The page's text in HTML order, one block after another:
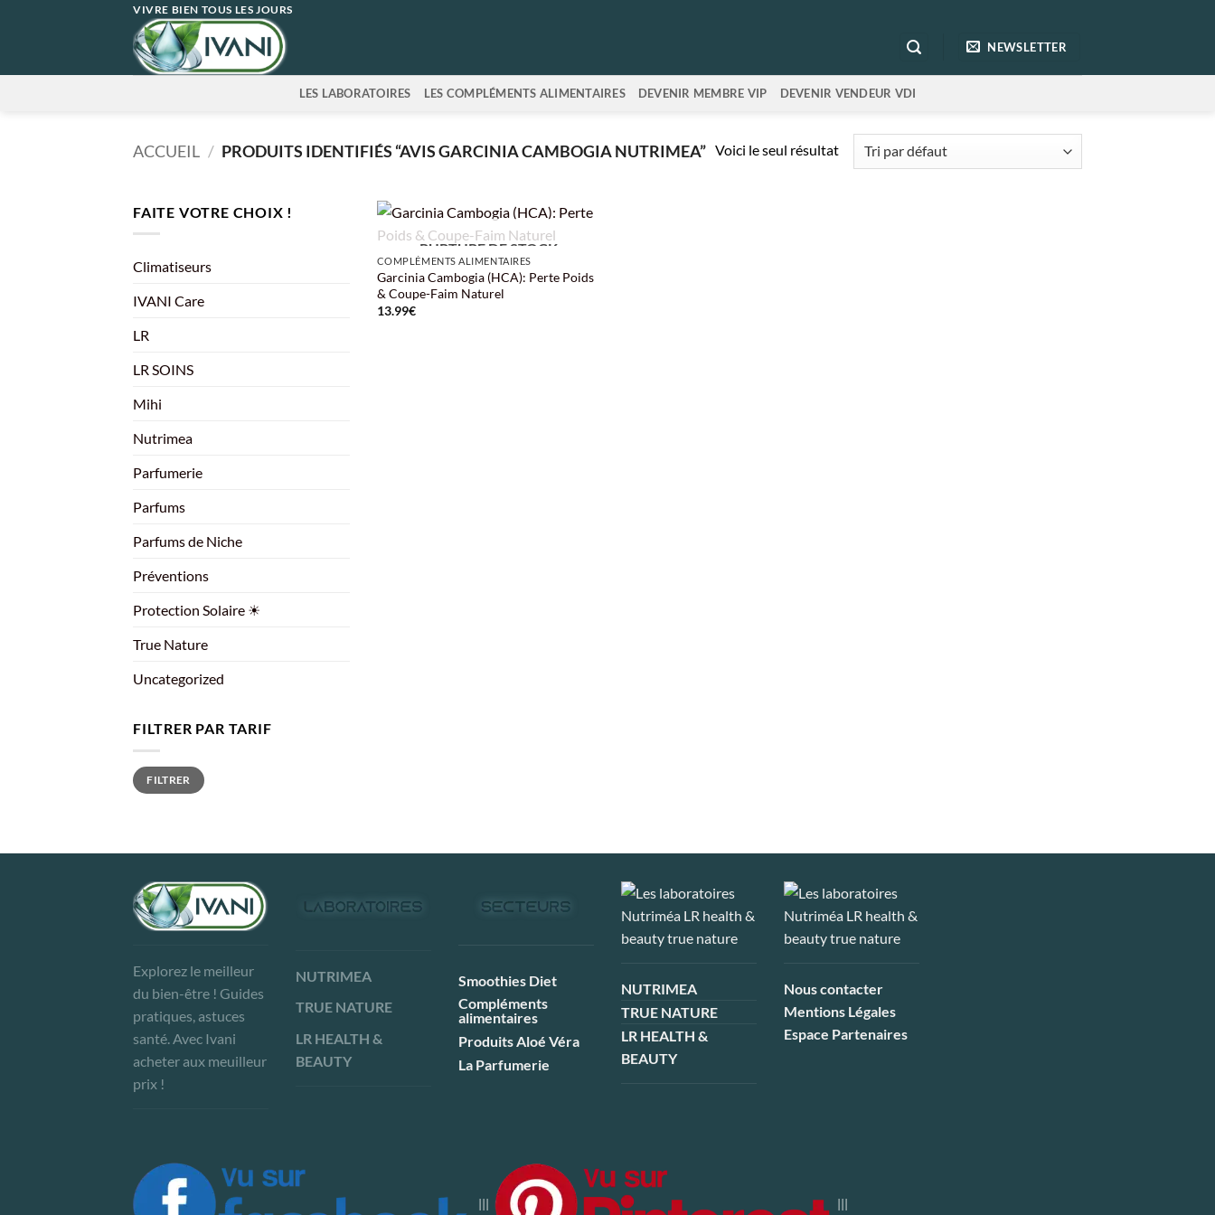
VIVRE BIEN TOUS LES JOURS
NEWSLETTER
LES LABORATOIRES LES COMPLÉMENTS ALIMENTAIRES DEVENIR MEMBRE VIP DEVENIR VENDEUR VDI
ACCUEIL / PRODUITS IDENTIFIÉS “AVIS GARCINIA CAMBOGIA NUTRIMEA” Voici le seul résultat
FAITE VOTRE CHOIX !
Climatiseurs
IVANI Care
LR
LR SOINS
Mihi
Nutrimea
Parfumerie
Parfums
Parfums de Niche
Préventions
Protection Solaire ☀
True Nature
Uncategorized
FILTRER PAR TARIF
Prix
min
Prix
maxFILTRER
+
RUPTURE DE STOCK
COMPLÉMENTS ALIMENTAIRES
Garcinia Cambogia (HCA): Perte Poids
& Coupe-Faim Naturel
13.99€
Explorez le meilleur
du bien-être ! Guides
pratiques, astuces
santé. Avec Ivani
acheter aux meuilleur
prix !
NUTRIMEA
TRUE NATURE
LR HEALTH &
BEAUTY
Smoothies Diet
Compléments
alimentaires
Produits Aloé Véra
La Parfumerie
NUTRIMEA
TRUE NATURE
LR HEALTH &
BEAUTY
Nous contacter
Mentions Légales
Espace Partenaires
||| |||